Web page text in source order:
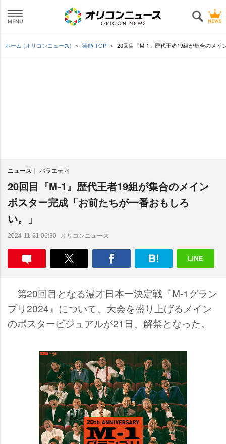
ホーム (オリコンニュース) 芸能 TOP 20回目『M-1』歴代王者19組が集合のメイ
ニュース バラエティ
20回目『M-1』歴代王者19組が集合のメイン
ポスター完成「お前たちが一番おもしろ
い。」
2024-11-21 06:30 オリコンニュース
第20回目となる漫才日本一決定戦『M-1グラン
プリ2024』について、大会を盛り上げるメイン
のポスタービジュアルが21日、解禁となった。